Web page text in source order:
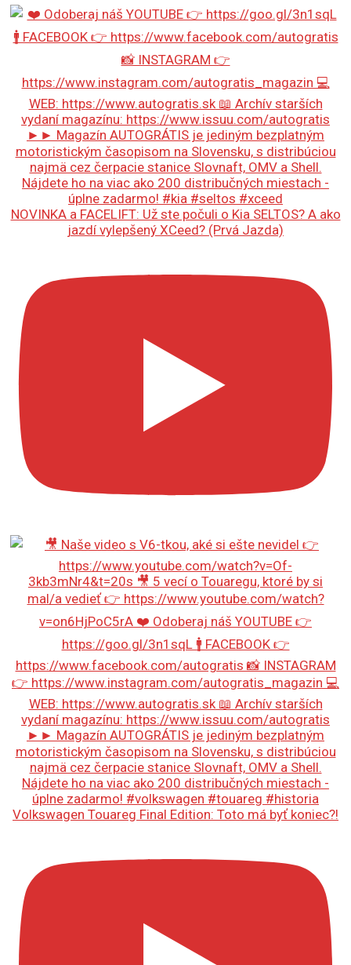
NOVINKA a FACELIFT: Už ste počuli o Kia SELTOS? A ako
jazdí vylepšený XCeed? (Prvá Jazda)
Volkswagen Touareg Final Edition: Toto má byť koniec?!